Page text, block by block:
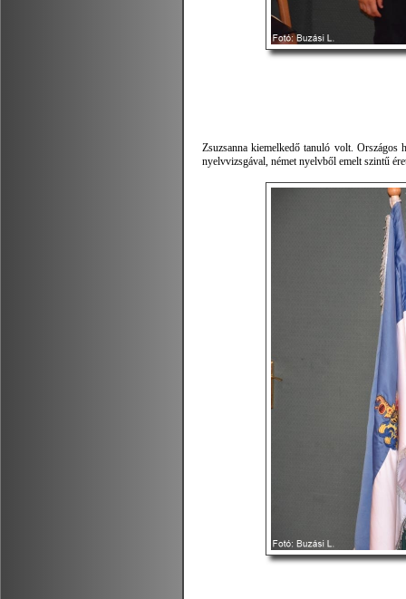
Zsuzsanna kiemelkedő tanuló volt. Országos
nyelvvizsgával, német nyelvből emelt szintű